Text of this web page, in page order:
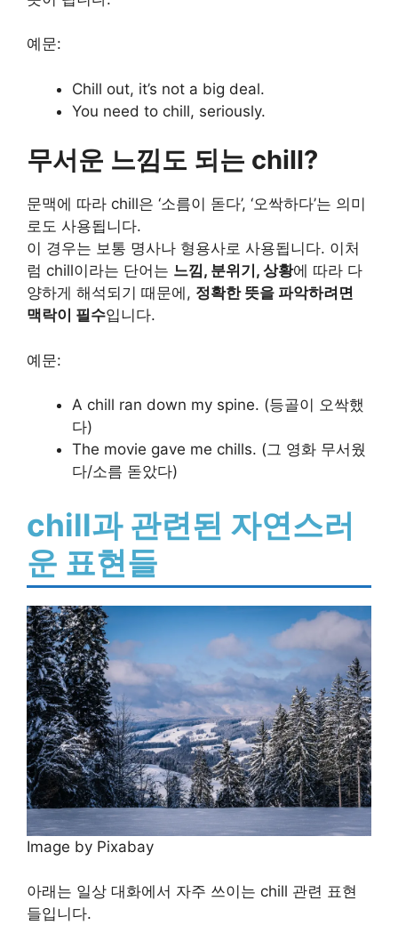
예문:
Chill out, it’s not a big deal.
You need to chill, seriously.
무서운 느낌도 되는 chill?
문맥에 따라 chill은 ‘소름이 돋다’, ‘오싹하다’는 의미
로도 사용됩니다.
이 경우는 보통 명사나 형용사로 사용됩니다. 이처
럼 chill이라는 단어는 느낌, 분위기, 상황에 따라 다
양하게 해석되기 때문에, 정확한 뜻을 파악하려면
맥락이 필수입니다.
예문:
A chill ran down my spine. (등골이 오싹했
다)
The movie gave me chills. (그 영화 무서웠
다/소름 돋았다)
chill과 관련된 자연스러
운 표현들
Image by Pixabay
아래는 일상 대화에서 자주 쓰이는 chill 관련 표현
들입니다.